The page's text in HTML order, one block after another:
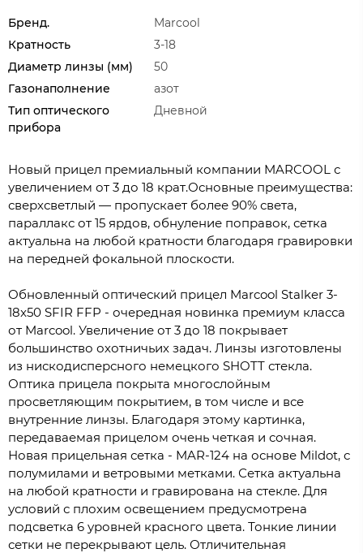
Бренд.
Marcool
Кратность
3-18
Диаметр линзы (мм)
50
Газонаполнение
азот
Тип оптического
прибора
Дневной
Новый прицел премиальный компании MARCOOL с
увеличением от 3 до 18 крат.Основные преимущества:
сверхсветлый — пропускает более 90% света,
параллакс от 15 ярдов, обнуление поправок, сетка
актуальна на любой кратности благодаря гравировки
на передней фокальной плоскости.
Обновленный оптический прицел Marcool Stalker 3-
18x50 SFIR FFP - очередная новинка премиум класса
от Marcool. Увеличение от 3 до 18 покрывает
большинство охотничьих задач. Линзы изготовлены
из нискодисперсного немецкого SHOTT стекла.
Оптика прицела покрыта многослойным
просветляющим покрытием, в том числе и все
внутренние линзы. Благодаря этому картинка,
передаваемая прицелом очень четкая и сочная.
Новая прицельная сетка - MAR-124 на основе Mildot, с
полумилами и ветровыми метками. Сетка актуальна
на любой кратности и гравирована на стекле. Для
условий с плохим освещением предусмотрена
подсветка 6 уровней красного цвета. Тонкие линии
сетки не перекрывают цель. Отличительная